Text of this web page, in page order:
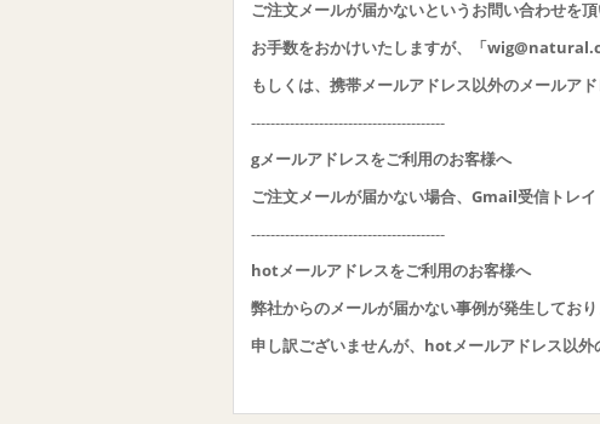
ご注文メールが届かないというお問い合わせを頂
お手数をおかけいたしますが、「
もしくは、携帯メールアドレス以外のメールア
----------------------------------------
gメールアドレスをご利用のお客様へ
ご注文メールが届かない場合、Gmail受信トレ
----------------------------------------
hotメールアドレスをご利用のお客様へ
弊社からのメールが届かない事例が発生しており
申し訳ございませんが、hotメールアドレス以外